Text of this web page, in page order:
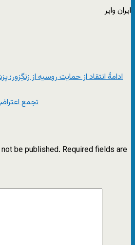
ایران وایر
ادامهٔ انتقاد از حمایت روسیه از زنگِزور؛
۱۵ تجمع
be published. Required fields are